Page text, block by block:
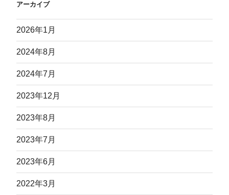
アーカイブ
2026年1月
2024年8月
2024年7月
2023年12月
2023年8月
2023年7月
2023年6月
2022年3月